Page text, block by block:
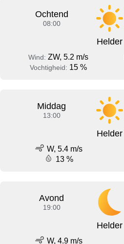
Ochtend
08:00
Helder
Wind: ZW, 5.2 m/s
Vochtigheid: 15 %
Middag
13:00
Helder
W, 5.4 m/s
13 %
Avond
19:00
Helder
W, 4.9 m/s